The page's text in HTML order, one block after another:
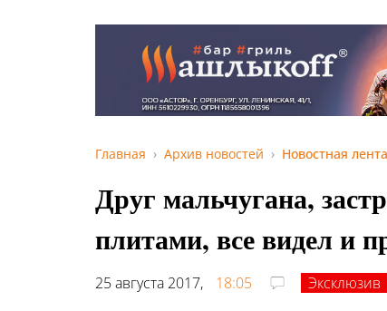
Главная Архив новостей Новостная лента
Друг мальчугана,
плитами, все видел и
25 августа 2017, 18:05
Эксклюзив